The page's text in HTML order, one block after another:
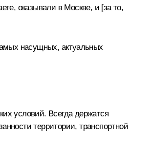
оказывали в Москве, и [за то,
насущных, актуальных
условий. Всегда держатся
территории, транспортной